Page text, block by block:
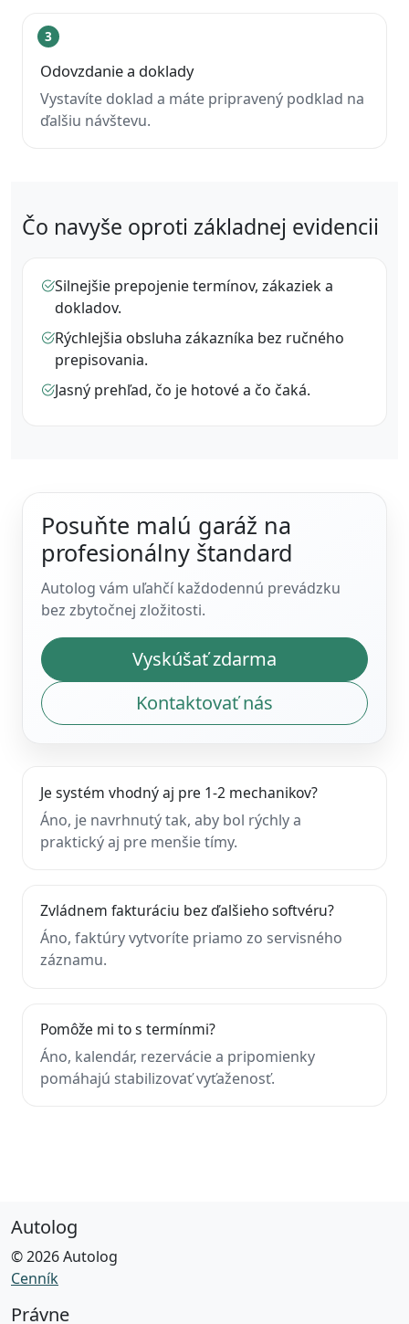
3
Odovzdanie a doklady
Vystavíte doklad a máte pripravený podklad na
ďalšiu návštevu.
Čo navyše oproti základnej evidencii
Silnejšie prepojenie termínov, zákaziek a
dokladov.
Rýchlejšia obsluha zákazníka bez ručného
prepisovania.
Jasný prehľad, čo je hotové a čo čaká.
Posuňte malú garáž na
profesionálny štandard
Autolog vám uľahčí každodennú prevádzku
bez zbytočnej zložitosti.
Vyskúšať zdarma
Kontaktovať nás
Je systém vhodný aj pre 1-2 mechanikov?
Áno, je navrhnutý tak, aby bol rýchly a
praktický aj pre menšie tímy.
Zvládnem fakturáciu bez ďalšieho softvéru?
Áno, faktúry vytvoríte priamo zo servisného
záznamu.
Pomôže mi to s termínmi?
Áno, kalendár, rezervácie a pripomienky
pomáhajú stabilizovať vyťaženosť.
Autolog
© 2026 Autolog
Cenník
Právne